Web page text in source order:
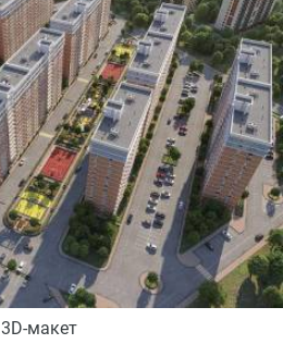
3D-макет